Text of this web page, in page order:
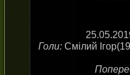
Голи: Смілий